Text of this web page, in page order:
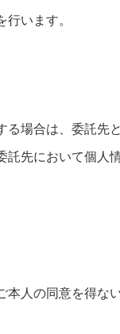
います。
る場合は、委託先
託先において個人
本人の同意を得な